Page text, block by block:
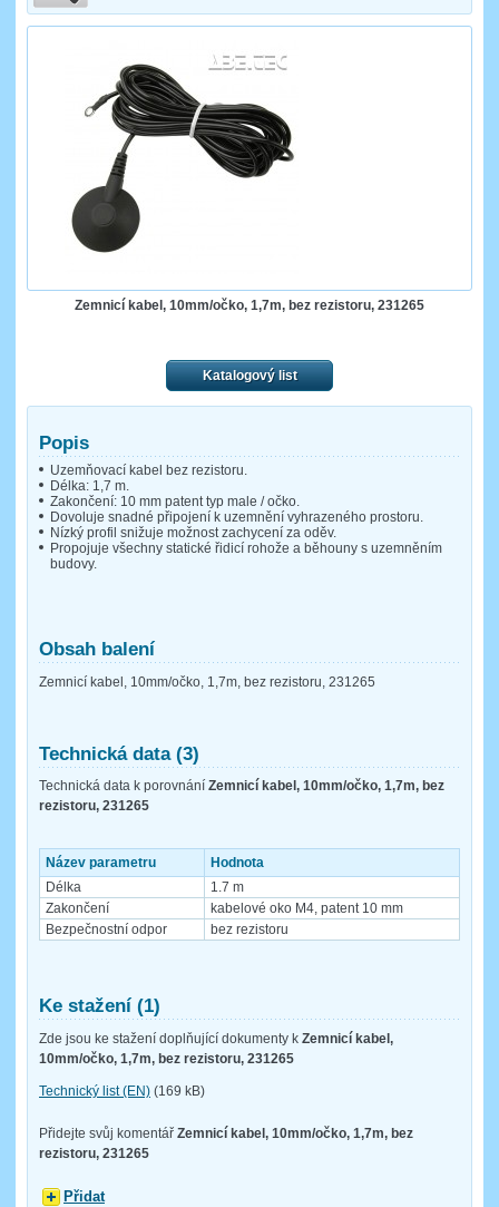
Zemnicí kabel, 10mm/očko, 1,7m, bez rezistoru, 231265
Katalogový list
Popis
Uzemňovací kabel bez rezistoru.
Délka: 1,7 m.
Zakončení: 10 mm patent typ male / očko.
Dovoluje snadné připojení k uzemnění vyhrazeného prostoru.
Nízký profil snižuje možnost zachycení za oděv.
Propojuje všechny statické řidicí rohože a běhouny s uzemněním
budovy.
Obsah balení
Zemnicí kabel, 10mm/očko, 1,7m, bez rezistoru, 231265
Technická data (3)
Technická data k porovnání Zemnicí kabel, 10mm/očko, 1,7m, bez
rezistoru, 231265
Název parametru
Hodnota
Délka
1.7 m
Zakončení
kabelové oko M4, patent 10 mm
Bezpečnostní odpor
bez rezistoru
Ke stažení (1)
Zde jsou ke stažení doplňující dokumenty k Zemnicí kabel,
10mm/očko, 1,7m, bez rezistoru, 231265
Technický list (EN) (169 kB)
Přidejte svůj komentář Zemnicí kabel, 10mm/očko, 1,7m, bez
rezistoru, 231265
Přidat